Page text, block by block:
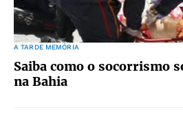
A TARDE MEMÓRIA
Saiba como o socorrismo
na Bahia